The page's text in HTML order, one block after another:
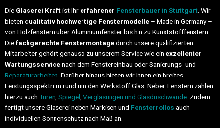
Die Glaserei Kraftist Ihr erfahrener Fensterbauer in Stuttgart . Wir
bieten qualitativ hochwertige Fenstermodelle – Made in Germany –
von Holzfenstern über Aluminiumfenster bis hin zu Kunststofffenstern.
Diefachgerechte Fenstermontagedurch unsere qualifizierten
Mitarbeiter gehört genauso zu unserem Service wie ein exzellenter
Wartungsservicenach dem Fenstereinbau oder Sanierungs- und
Reparaturarbeiten . Darüber hinaus bieten wir Ihnen ein breites
Leistungsspektrum rund um den Werkstoff Glas. Neben Fenstern zählen
hierzu auch Türen Spiegel Verglasungen und Glasduschwände . Zudem
fertigt unsere Glaserei neben Markisen und Fensterrollos auch
individuellen Sonnenschutz nach Maß an.